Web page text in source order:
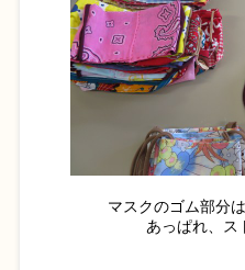
マスクのゴム部分
あっぱれ、ス